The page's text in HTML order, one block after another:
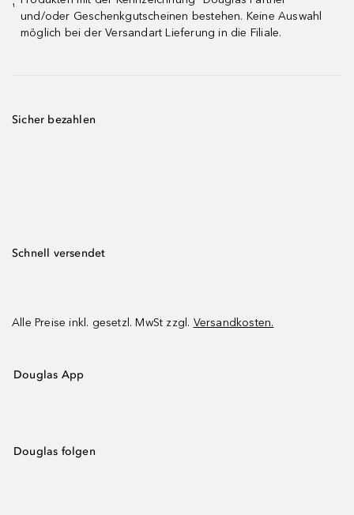
¹
und/oder Geschenkgutscheinen bestehen. Keine Auswahl
möglich bei der Versandart Lieferung in die Filiale.
Sicher bezahlen
Schnell versendet
Alle Preise inkl. gesetzl. MwSt zzgl. Versandkosten.
Douglas App
Douglas folgen